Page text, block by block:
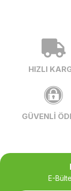
HIZLI
GÜVENLİ
E-